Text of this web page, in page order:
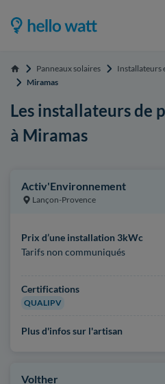
Accueil Panneaux solaires Installateurs
Miramas
Les installateurs de
à Miramas
Activ'Environnement
Lançon-Provence
Prix d’une installation 3kWc
Tarifs non communiqués
Certifications
QUALIPV
Plus d'infos sur l'artisan
Volther